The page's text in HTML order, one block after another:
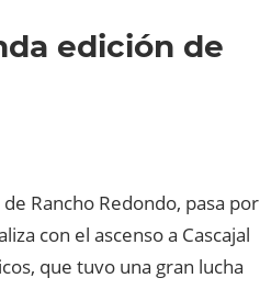
edición de
Rancho Redondo, pasa por
con el ascenso a Cascajal
que tuvo una gran lucha